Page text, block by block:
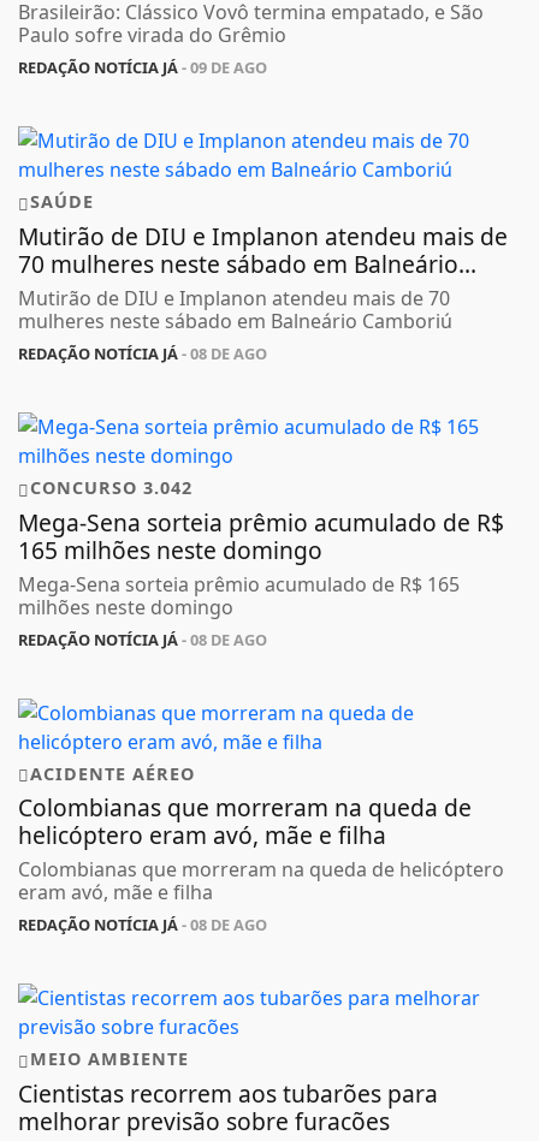
Brasileirão: Clássico Vovô termina empatado, e São
Paulo sofre virada do Grêmio
REDAÇÃO NOTÍCIA JÁ- 09 DE AGO
SAÚDE
Mutirão de DIU e Implanon atendeu mais de
70 mulheres neste sábado em Balneário...
Mutirão de DIU e Implanon atendeu mais de 70
mulheres neste sábado em Balneário Camboriú
REDAÇÃO NOTÍCIA JÁ- 08 DE AGO
CONCURSO 3.042
Mega-Sena sorteia prêmio acumulado de R$
165 milhões neste domingo
Mega-Sena sorteia prêmio acumulado de R$ 165
milhões neste domingo
REDAÇÃO NOTÍCIA JÁ- 08 DE AGO
ACIDENTE AÉREO
Colombianas que morreram na queda de
helicóptero eram avó, mãe e filha
Colombianas que morreram na queda de helicóptero
eram avó, mãe e filha
REDAÇÃO NOTÍCIA JÁ- 08 DE AGO
MEIO AMBIENTE
Cientistas recorrem aos tubarões para
melhorar previsão sobre furacões